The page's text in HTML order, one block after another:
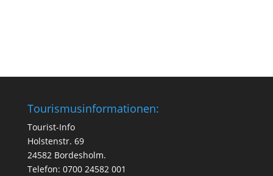
Tourismusinformationen:
Tourist-Info
Holstenstr. 69
24582 Bordesholm.
Telefon: 0700 24582 001